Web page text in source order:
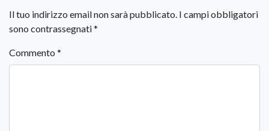
Il tuo indirizzo email non sarà pubblicato. I campi obbligatori
sono contrassegnati*
Commento *